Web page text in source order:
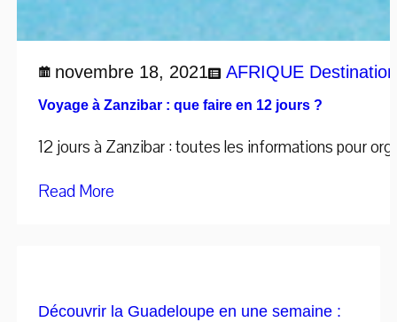
novembre 18, 2021 AFRIQUE
Voyage à Zanzibar : que faire en 12 jours ?
12 jours à Zanzibar : toutes les informations pour
Read More
Découvrir la Guadeloupe en une semaine :